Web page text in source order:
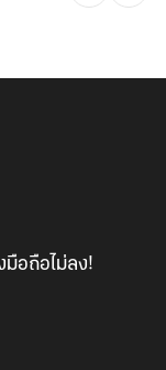
อถือไม่ลง!